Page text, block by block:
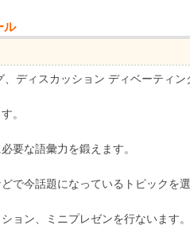
ル
、ディスカッション ディベーティン
。
要な語彙力を鍛えます。
で今話題になっているトピックを選
ョン、ミニプレゼンを行ないます。